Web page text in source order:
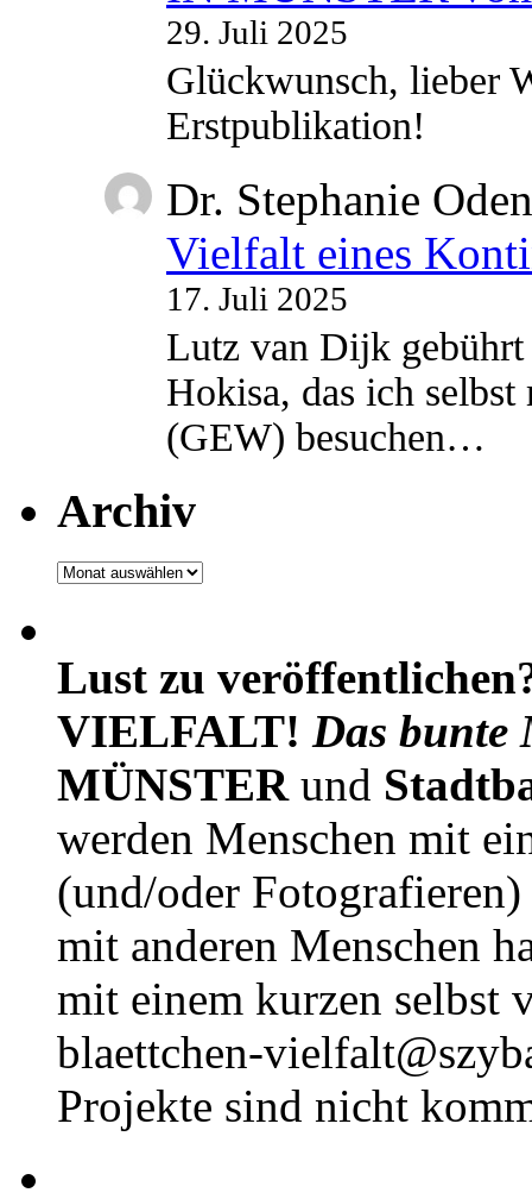
29. Juli 2025
Glückwunsch, lieber
Erstpublikation!
Dr. Stephanie
Vielfalt eines
17. Juli 2025
Lutz van Dijk
Hokisa, das ich
(GEW) besuchen…
Archiv
Archiv
Lust zu
VIELFALT! Das bunte
MÜNSTERund
werden Menschen mit
(und/oder
mit anderen Menschen
mit einem kurzen selbst
blaettchen-
Projekte sind nicht